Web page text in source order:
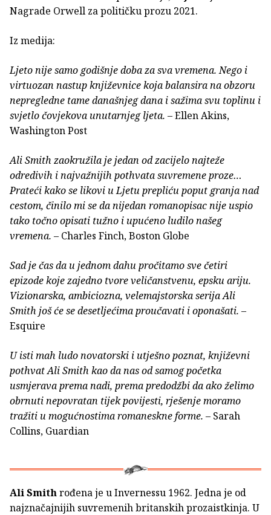
Nagrade Orwell za političku prozu 2021.
Iz medija:
Ljeto nije samo godišnje doba za sva vremena. Nego i
virtuozan nastup književnice koja balansira na obzoru
nepregledne tame današnjeg dana i sažima svu toplinu i
svjetlo čovjekova unutarnjeg ljeta. – Ellen Akins,
Washington Post
Ali Smith zaokružila je jedan od zacijelo najteže
odredivih i najvažnijih pothvata suvremene proze…
Prateći kako se likovi u Ljetu prepliću poput granja nad
cestom, činilo mi se da nijedan romanopisac nije uspio
tako točno opisati tužno i upućeno ludilo našeg
vremena. – Charles Finch, Boston Globe
Sad je čas da u jednom dahu pročitamo sve četiri
epizode koje zajedno tvore veličanstvenu, epsku ariju.
Vizionarska, ambiciozna, velemajstorska serija Ali
Smith još će se desetljećima proučavati i oponašati. –
Esquire
U isti mah ludo novatorski i utješno poznat, književni
pothvat Ali Smith kao da nas od samog početka
usmjerava prema nadi, prema predodžbi da ako želimo
obrnuti nepovratan tijek povijesti, rješenje moramo
tražiti u mogućnostima romaneskne forme. – Sarah
Collins, Guardian
Ali Smithrođena je u Invernessu 1962. Jedna je od
najznačajnijih suvremenih britanskih prozaistkinja. U